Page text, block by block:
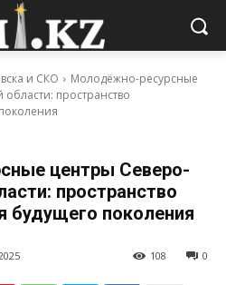
и СКО
Молодёжно-ресурсные
пространство
центры Северо-
пространство
будущего поколения
0
108